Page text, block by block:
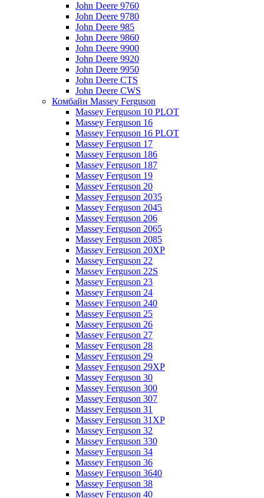
John Deere 9760
John Deere 9780
John Deere 985
John Deere 9860
John Deere 9900
John Deere 9920
John Deere 9950
John Deere CTS
John Deere CWS
Комбайн Massey Ferguson
Massey Ferguson 10 PLOT
Massey Ferguson 16
Massey Ferguson 16 PLOT
Massey Ferguson 17
Massey Ferguson 186
Massey Ferguson 187
Massey Ferguson 19
Massey Ferguson 20
Massey Ferguson 2035
Massey Ferguson 2045
Massey Ferguson 206
Massey Ferguson 2065
Massey Ferguson 2085
Massey Ferguson 20XP
Massey Ferguson 22
Massey Ferguson 22S
Massey Ferguson 23
Massey Ferguson 24
Massey Ferguson 240
Massey Ferguson 25
Massey Ferguson 26
Massey Ferguson 27
Massey Ferguson 28
Massey Ferguson 29
Massey Ferguson 29XP
Massey Ferguson 30
Massey Ferguson 300
Massey Ferguson 307
Massey Ferguson 31
Massey Ferguson 31XP
Massey Ferguson 32
Massey Ferguson 330
Massey Ferguson 34
Massey Ferguson 36
Massey Ferguson 3640
Massey Ferguson 38
Massey Ferguson 40